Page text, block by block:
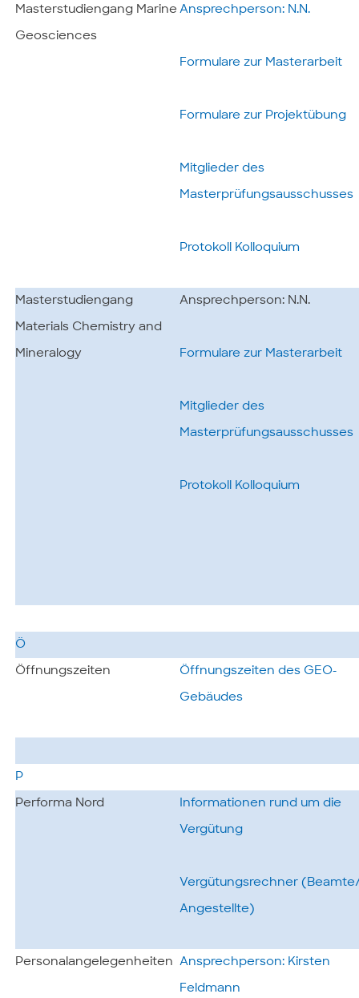
Masterstudiengang Marine
Geosciences
Ansprechperson: N.N.
Formulare zur Masterarbeit
Formulare zur Projektübung
Mitglieder des
Masterprüfungsausschusses
Protokoll Kolloquium
Masterstudiengang
Materials Chemistry and
Mineralogy
Ansprechperson: N.N.
Formulare zur Masterarbeit
Mitglieder des
Masterprüfungsausschusses
Protokoll Kolloquium
Ö
Öffnungszeiten Öffnungszeiten des GEO-
Gebäudes
P
Performa Nord Informationen rund um die
Vergütung
Vergütungsrechner
Angestellte)
Personalangelegenheiten Ansprechperson: Kirsten
Feldmann